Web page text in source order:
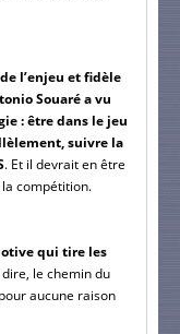
l’enjeu et fidèle
Souaré a vu
: être dans le jeu
suivre la
. Et il devrait en être
compétition.
qui tire les
aucune raison